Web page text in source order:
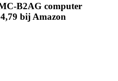
B2AG computer
bij Amazon